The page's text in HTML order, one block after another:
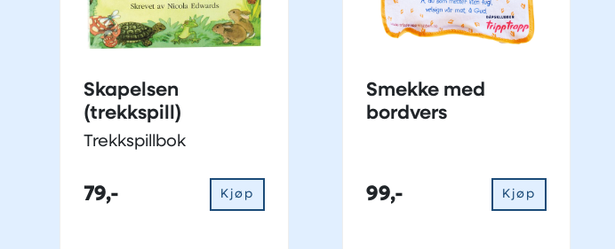
Skapelsen
(trekkspill)
Trekkspillbok
79,- Kjøp
Smekke med
bordvers
99,- Kjøp